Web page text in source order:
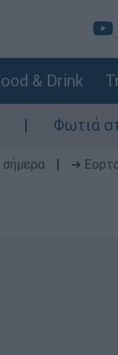
& Drink
στη
➔